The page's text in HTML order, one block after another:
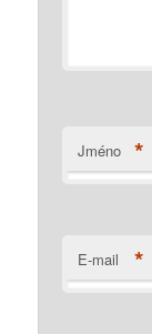
Jméno *
E-mail *